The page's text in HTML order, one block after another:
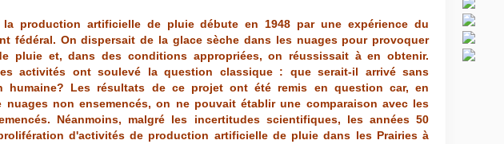
la production artificielle de pluie débute en 1948 par une expérience du
fédéral. On dispersait de la glace sèche dans les nuages pour provoquer
pluie et, dans des conditions appropriées, on réussissait à en obtenir.
activités ont soulevé la question classique : que serait-il arrivé sans
humaine? Les résultats de ce projet ont été remis en question car, en
nuages non ensemencés, on ne pouvait établir une comparaison avec les
Néanmoins, malgré les incertitudes scientifiques, les années 50
d'activités de production artificielle de pluie dans les Prairies à